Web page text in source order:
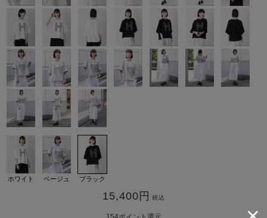
販サイト
ホワイト ベージュ ブラック
15,400 円 税込